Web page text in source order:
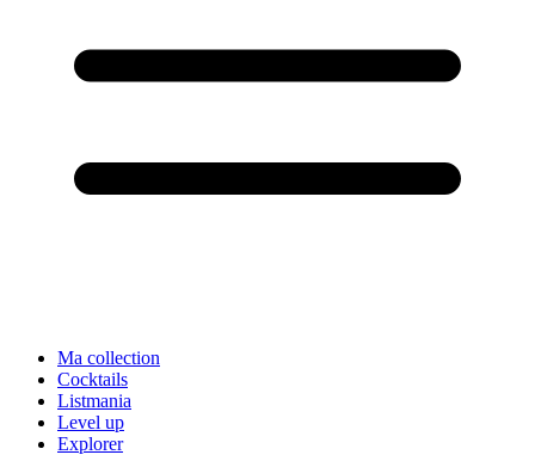
Ma collection
Cocktails
Listmania
Level up
Explorer